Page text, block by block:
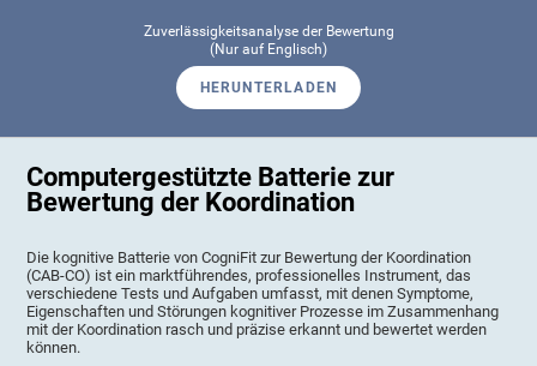
Zuverlässigkeitsanalyse der Bewertung
(Nur auf Englisch)
HERUNTERLADEN
Computergestützte Batterie zur
Bewertung der Koordination
Die kognitive Batterie von CogniFit zur Bewertung der Koordination
(CAB-CO) ist ein marktführendes, professionelles Instrument, das
verschiedene Tests und Aufgaben umfasst, mit denen Symptome,
Eigenschaften und Störungen kognitiver Prozesse im Zusammenhang
mit der Koordination rasch und präzise erkannt und bewertet werden
können.